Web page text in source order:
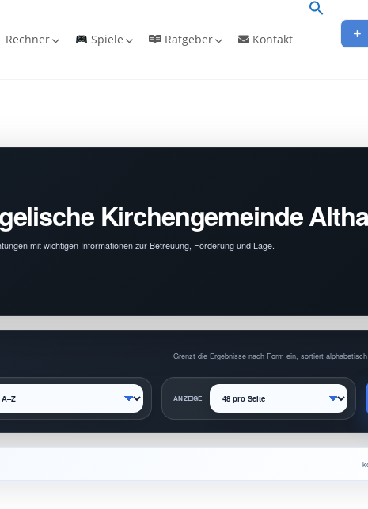
Rechner Spiele Ratgeber Kontakt
Kirchengemeinde
mit wichtigen Informationen zur Betreuung, Förderung und Lage.
Grenzt die Ergebnisse nach Form ein, sortiert
ANZEIGE